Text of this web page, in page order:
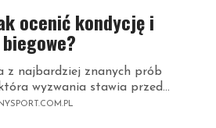
ocenić kondycję i
z najbardziej znanych prób
wyzwania stawia przed...